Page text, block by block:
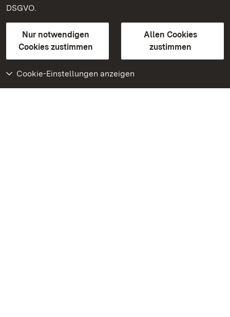
DSGVO.
Nur notwendigen
Cookies zustimmen
Allen Cookies
zustimmen
Cookie-Einstellungen anzeigen
Kontakt
GebärdenspracheLeichte Sprache
Erklärung zur Barrierefreiheit
BITV-konform (geprüfte Seiten)
Weiteres